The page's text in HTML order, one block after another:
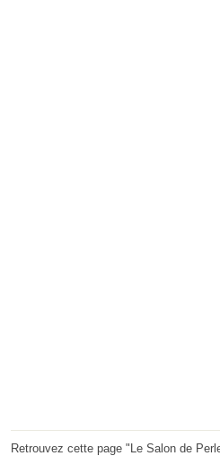
Retrouvez cette page "Le Salon de